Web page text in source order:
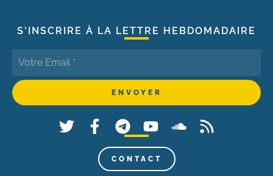
S'INSCRIRE À LA LETTRE HEBDOMADAIRE
CONTACT